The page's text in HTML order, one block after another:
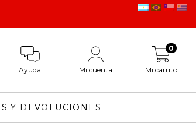
Ayuda Mi cuenta Mi carrito
0
Y DEVOLUCIONES